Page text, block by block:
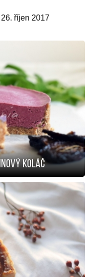
říjen 2017
koláč